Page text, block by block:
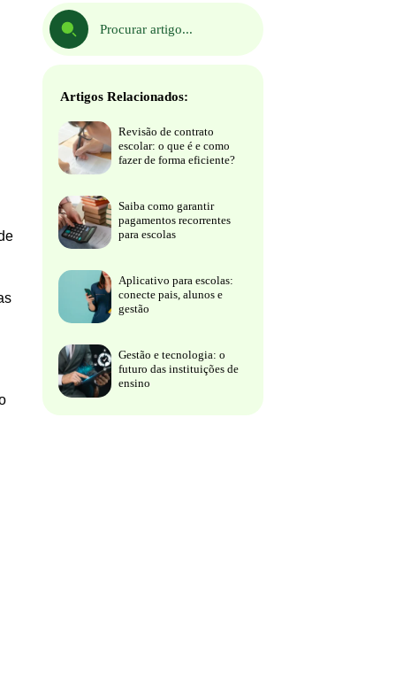
Artigos Relacionados:
Revisão de contrato
escolar: o que é e como
fazer de forma eficiente?
Saiba como garantir
pagamentos recorrentes
para escolas
Aplicativo para escolas:
conecte pais, alunos e
gestão
Gestão e tecnologia: o
futuro das instituições de
ensino